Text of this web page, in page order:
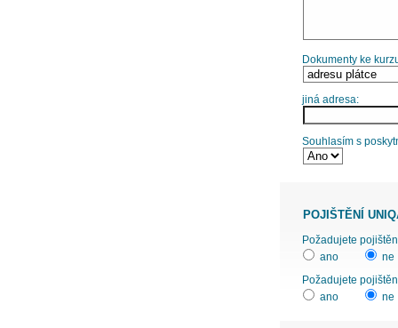
Dokumenty ke
jiná adresa:
Souhlasím s
POJIŠTĚNÍ
ano
ne
Požadujete
ano
ne